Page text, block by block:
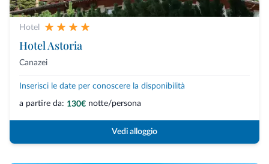
Hotel
Hotel Astoria
Canazei
Inserisci le date per conoscere la disponibilità
a partire da: 130€ notte/persona
Vedi alloggio